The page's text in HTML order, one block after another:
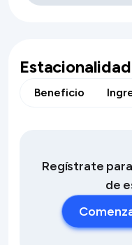
Estacionalidad
Beneficio
Regístrate
de